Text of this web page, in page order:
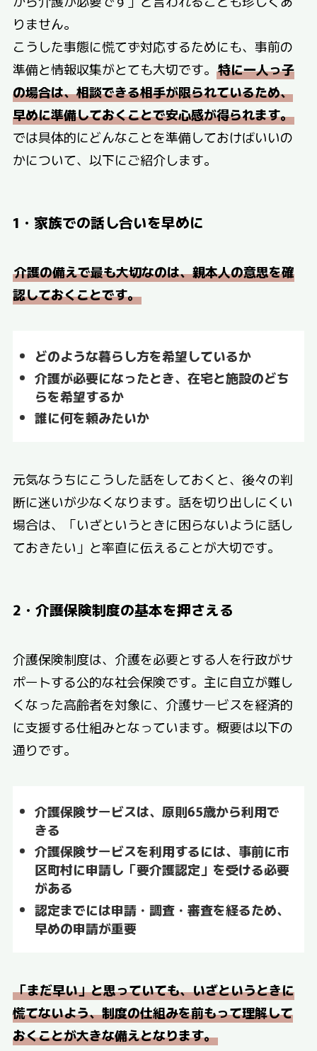
りません。
こうした事態に慌てず対応するためにも、事前の
準備と情報収集がとても大切です。 特に一人っ子
の場合は、相談できる相手が限られているため、
早めに準備しておくことで安心感が得られます。
では具体的にどんなことを準備しておけばいいの
かについて、以下にご紹介します。
1・家族での話し合いを早めに
介護の備えで最も大切なのは、親本人の意思を確
認しておくことです。
どのような暮らし方を希望しているか
介護が必要になったとき、在宅と施設のどち
らを希望するか
誰に何を頼みたいか
元気なうちにこうした話をしておくと、後々の判
断に迷いが少なくなります。話を切り出しにくい
場合は、「いざというときに困らないように話し
ておきたい」と率直に伝えることが大切です。
2・介護保険制度の基本を押さえる
介護保険制度は、介護を必要とする人を行政がサ
ポートする公的な社会保険です。主に自立が難し
くなった高齢者を対象に、介護サービスを経済的
に支援する仕組みとなっています。概要は以下の
通りです。
介護保険サービスは、原則65歳から利用で
きる
介護保険サービスを利用するには、事前に市
区町村に申請し「要介護認定」を受ける必要
がある
認定までには申請・調査・審査を経るため、
早めの申請が重要
「まだ早い」と思っていても、いざというときに
慌てないよう、制度の仕組みを前もって理解して
おくことが大きな備えとなります。